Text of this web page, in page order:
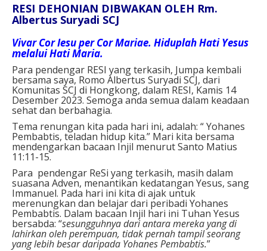
RESI DEHONIAN DIBWAKAN OLEH Rm.
Albertus Suryadi SCJ
Vivar Cor Iesu per Cor Mariae. Hiduplah Hati Yesus
melalui Hati Maria.
Para pendengar RESI yang terkasih, Jumpa kembali
bersama saya, Romo Albertus Suryadi SCJ, dari
Komunitas SCJ di Hongkong, dalam RESI, Kamis 14
Desember 2023. Semoga anda semua dalam keadaan
sehat dan berbahagia.
Tema renungan kita pada hari ini, adalah: “ Yohanes
Pembabtis, teladan hidup kita.” Mari kita bersama
mendengarkan bacaan Injil menurut Santo Matius
11:11-15.
Para pendengar ReSi yang terkasih, masih dalam
suasana Adven, menantikan kedatangan Yesus, sang
Immanuel. Pada hari ini kita di ajak untuk
merenungkan dan belajar dari peribadi Yohanes
Pembabtis. Dalam bacaan Injil hari ini Tuhan Yesus
bersabda: “sesungguhnya dari antara mereka yang di
lahirkan oleh perempuan, tidak pernah tampil seorang
yang lebih besar daripada Yohanes Pembabtis.”